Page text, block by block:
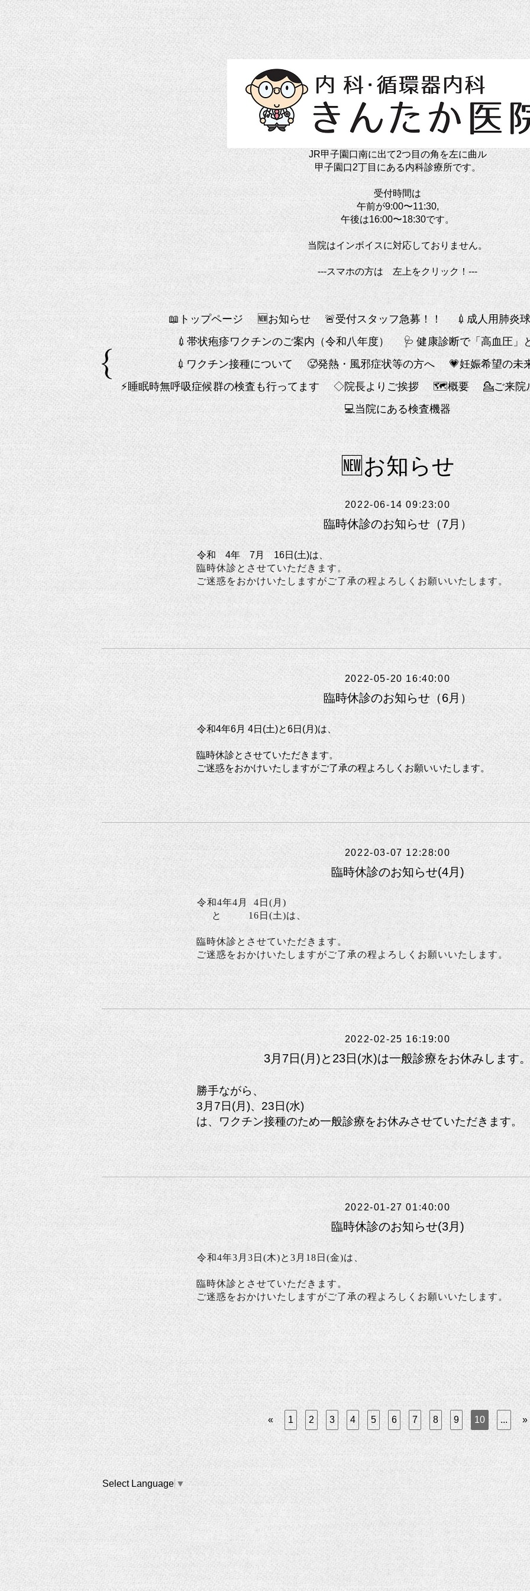
JR甲子園口南に出て2つ目の角を左に曲ル
甲子園口2丁目にある内科診療所です。
受付時間は
午前が9:00〜11:30,
午後は16:00〜18:30です。
当院はインボイスに対応しておりません。
---スマホの方は 左上をクリック！---
📖トップページ 🆕お知らせ 🚨受付スタッフ急募！！
💉成人用肺炎
💉帯状疱疹ワクチンのご案内（令和八年度）
🩺 健康診断で「高血圧」
💉ワクチン接種について
🥵発熱・風邪症状等の方へ
💗妊娠希望の未
⚡睡眠時無呼吸症候群の検査も行ってます
◇院長よりご挨拶 🗺概要
💁ご来
💻️当院にある検査機器
🆕お知らせ
2022-06-14 09:23:00
臨時休診のお知らせ（7月）
令和 4年 7月 16日(土)は、
臨時休診とさせていただきます。
ご迷惑をおかけいたしますがご了承の程よろしくお願いいたします。
2022-05-20 16:40:00
臨時休診のお知らせ（6月）
令和4年6月 4日(土)と6日(月)は、
臨時休診とさせていただきます。
ご迷惑をおかけいたしますがご了承の程よろしくお願いいたします。
2022-03-07 12:28:00
臨時休診のお知らせ(4月)
令和4年4月 4日(月)
と 16日(土)は、
臨時休診とさせていただきます。
ご迷惑をおかけいたしますがご了承の程よろしくお願いいたします。
2022-02-25 16:19:00
3月7日(月)と23日(水)は一般診療をお休みします
勝手ながら、
3月7日(月)、23日(水)
は、ワクチン接種のため一般診療をお休みさせていただきます。
2022-01-27 01:40:00
臨時休診のお知らせ(3月)
令和4年3 月3日(木)と3月18日(金)は、
臨時休診とさせていただきます。
ご迷惑をおかけいたしますがご了承の程よろしくお願いいたします。
« 1 2 3 4 5 6 7 8 9 10 ... »
Select Language ▼